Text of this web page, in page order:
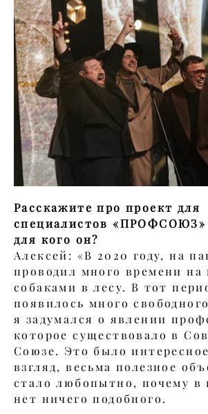
Расскажите про проект для
специалистов
для кого он?
Алексей: «В 2020 году, на
проводил много времени на
собаками в лесу. В тот
появилось много
я задумался о явлении
которое существовало в
Союзе. Это было
взгляд, весьма полезное
стало любопытно, почему в
нет ничего подобного.